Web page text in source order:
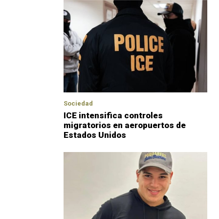
Sociedad
ICE intensifica controles
migratorios en aeropuertos de
Estados Unidos